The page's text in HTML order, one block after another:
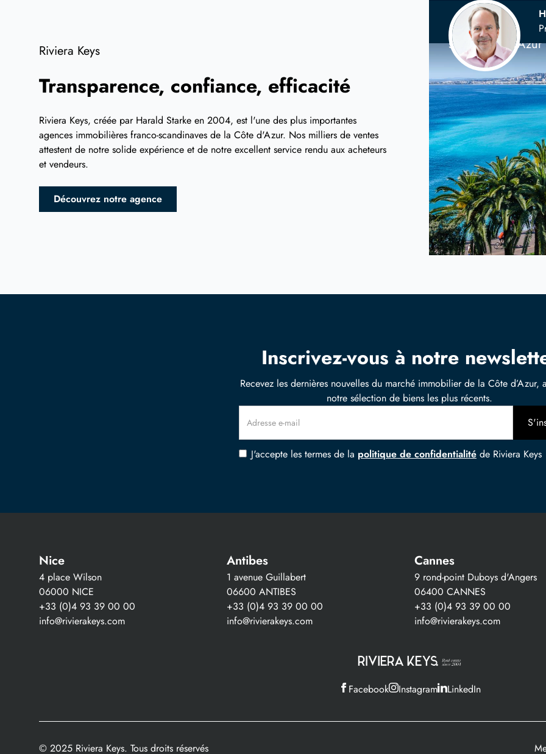
Riviera Keys
Transparence, confiance, efficacité
Riviera Keys, créée par Harald Starke en 2004, est l'une des plus importantes
agences immobilières franco-scandinaves de la Côte d'Azur. Nos milliers de ventes
attestent de notre solide expérience et de notre excellent service rendu aux acheteurs
et vendeurs.
Découvrez notre agence
Votre agence
sur la Côte
Inscrivez-vous à notre
Recevez les dernières nouvelles du marché immobilier de la Côte d’Azur,
notre sélection de biens les plus récents.
J'accepte les termes de la politique de confidentialité de Riviera Keys
Nice
4 place Wilson
06000 NICE
+33 (0)4 93 39 00 00
info@rivierakeys.com
Antibes
1 avenue Guillabert
06600 ANTIBES
+33 (0)4 93 39 00 00
info@rivierakeys.com
Cannes
9 rond-point Duboys d'Angers
06400 CANNES
+33 (0)4 93 39 00 00
info@rivierakeys.com
Facebook Instagram LinkedIn
© 2025 Riviera Keys. Tous droits réservés